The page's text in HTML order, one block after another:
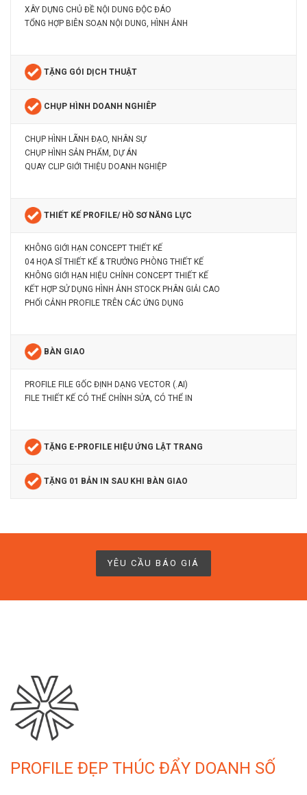
XÂY DỰNG CHỦ ĐỀ NỘI DUNG ĐỘC ĐÁO
TỔNG HỢP BIÊN SOẠN NỘI DUNG, HÌNH ẢNH
TẶNG GÓI DỊCH THUẬT
CHỤP HÌNH DOANH NGHIÊP
CHỤP HÌNH LÃNH ĐẠO, NHÂN SỰ
CHỤP HÌNH SẢN PHẨM, DỰ ÁN
QUAY CLIP GIỚI THIỆU DOANH NGHIỆP
THIẾT KẾ PROFILE/ HỒ SƠ NĂNG LỰC
KHÔNG GIỚI HẠN CONCEPT THIẾT KẾ
04 HỌA SĨ THIẾT KẾ & TRƯỞNG PHÒNG THIẾT KẾ
KHÔNG GIỚI HẠN HIỆU CHỈNH CONCEPT THIẾT KẾ
KẾT HỢP SỬ DỤNG HÌNH ẢNH STOCK PHÂN GIẢI CAO
PHỐI CẢNH PROFILE TRÊN CÁC ỨNG DỤNG
BÀN GIAO
PROFILE FILE GỐC ĐỊNH DẠNG VECTOR (.AI)
FILE THIẾT KẾ CÓ THỂ CHỈNH SỬA, CÓ THỂ IN
TẶNG E-PROFILE HIỆU ỨNG LẬT TRANG
TẶNG 01 BẢN IN SAU KHI BÀN GIAO
YÊU CẦU BÁO GIÁ
PROFILE ĐẸP THÚC ĐẨY DOANH SỐ